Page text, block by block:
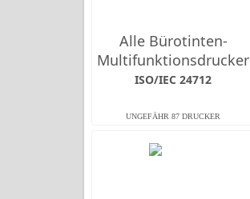
Alle Bürotinten-
Multifunktions­drucker
ISO/IEC 24712